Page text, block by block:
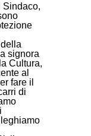
Sindaco,
signora
Cultura,
al
fare il
di